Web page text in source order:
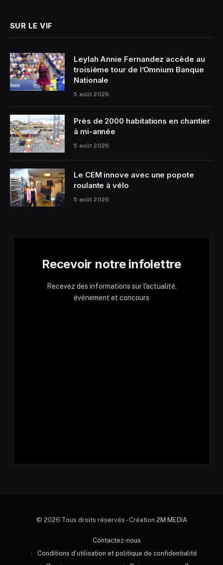
SUR LE VIF
Leylah Annie Fernandez accède au
troisième tour de l’Omnium Banque
Nationale
5 août 2026
Près de 2000 habitations en chantier
à mi-année
5 août 2026
Le CEM innove avec une popote
roulante à vélo
5 août 2026
Recevoir notre infolettre
Recevez des informations sur l'actualité,
événement et concours
© 2026 Tous droits réservés - Création 2M MEDIA
Contactez-nous
Conditions d’utilisation et politique de confidentialité